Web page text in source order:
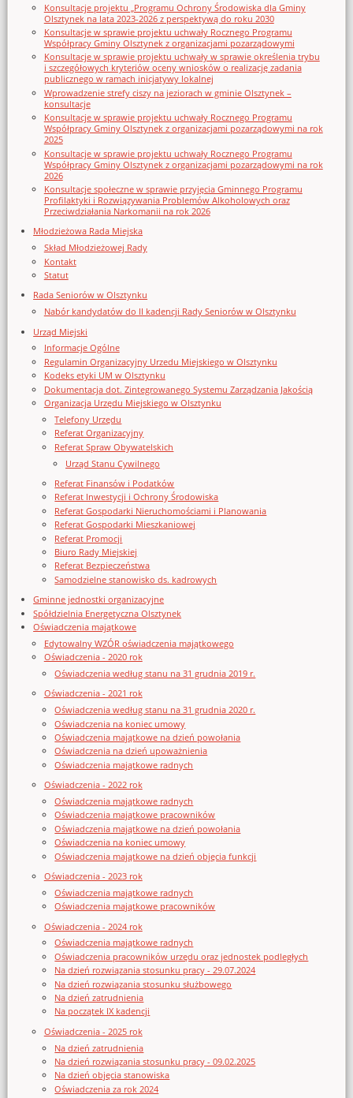
Konsultacje projektu „Programu Ochrony Środowiska dla Gminy
Olsztynek na lata 2023-2026 z perspektywą do roku 2030
Konsultacje w sprawie projektu uchwały Rocznego Programu
Współpracy Gminy Olsztynek z organizacjami pozarządowymi
Konsultacje w sprawie projektu uchwały w sprawie określenia trybu
i szczegółowych kryteriów oceny wniosków o realizację zadania
publicznego w ramach inicjatywy lokalnej
Wprowadzenie strefy ciszy na jeziorach w gminie Olsztynek –
konsultacje
Konsultacje w sprawie projektu uchwały Rocznego Programu
Współpracy Gminy Olsztynek z organizacjami pozarządowymi na rok
2025
Konsultacje w sprawie projektu uchwały Rocznego Programu
Współpracy Gminy Olsztynek z organizacjami pozarządowymi na rok
2026
Konsultacje społeczne w sprawie przyjęcia Gminnego Programu
Profilaktyki i Rozwiązywania Problemów Alkoholowych oraz
Przeciwdziałania Narkomanii na rok 2026
Młodzieżowa Rada Miejska
Skład Młodzieżowej Rady
Kontakt
Statut
Rada Seniorów w Olsztynku
Nabór kandydatów do II kadencji Rady Seniorów w Olsztynku
Urząd Miejski
Informacje Ogólne
Regulamin Organizacyjny Urzedu Miejskiego w Olsztynku
Kodeks etyki UM w Olsztynku
Dokumentacja dot. Zintegrowanego Systemu Zarządzania Jakością
Organizacja Urzędu Miejskiego w Olsztynku
Telefony Urzędu
Referat Organizacyjny
Referat Spraw Obywatelskich
Urząd Stanu Cywilnego
Referat Finansów i Podatków
Referat Inwestycji i Ochrony Środowiska
Referat Gospodarki Nieruchomościami i Planowania
Referat Gospodarki Mieszkaniowej
Referat Promocji
Biuro Rady Miejskiej
Referat Bezpieczeństwa
Samodzielne stanowisko ds. kadrowych
Gminne jednostki organizacyjne
Spółdzielnia Energetyczna Olsztynek
Oświadczenia majątkowe
Edytowalny WZÓR oświadczenia majątkowego
Oświadczenia - 2020 rok
Oświadczenia według stanu na 31 grudnia 2019 r.
Oświadczenia - 2021 rok
Oświadczenia według stanu na 31 grudnia 2020 r.
Oświadczenia na koniec umowy
Oświadczenia majątkowe na dzień powołania
Oświadczenia na dzień upoważnienia
Oświadczenia majątkowe radnych
Oświadczenia - 2022 rok
Oświadczenia majątkowe radnych
Oświadczenia majątkowe pracowników
Oświadczenia majątkowe na dzień powołania
Oświadczenia na koniec umowy
Oświadczenia majątkowe na dzień objęcia funkcji
Oświadczenia - 2023 rok
Oświadczenia majątkowe radnych
Oświadczenia majątkowe pracowników
Oświadczenia - 2024 rok
Oświadczenia majątkowe radnych
Oświadczenia pracowników urzędu oraz jednostek podległych
Na dzień rozwiązania stosunku pracy - 29.07.2024
Na dzień rozwiązania stosunku służbowego
Na dzień zatrudnienia
Na początek IX kadencji
Oświadczenia - 2025 rok
Na dzień zatrudnienia
Na dzień rozwiązania stosunku pracy - 09.02.2025
Na dzień objęcia stanowiska
Oświadczenia za rok 2024